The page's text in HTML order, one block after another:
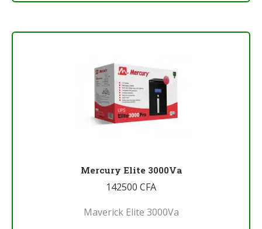
Mercury Elite 3000Va
142500 CFA
Maverick Elite 3000Va